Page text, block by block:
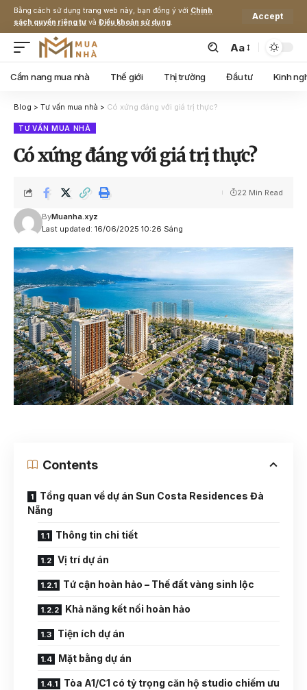
Bằng cách sử dụng trang web này, bạn đồng ý với Chính
sách quyền riêng tư và Điều khoản sử dụng.
Accept
Aa
Cẩm nang mua nhà Thế giới Thị trường Đầu tư Kinh
Blog > Tư vấn mua nhà > Có xứng đáng với giá trị thực?
TƯ VẤN MUA NHÀ
Có xứng đáng với giá trị thực?
Last updated: 16/06/2025 10:26 Sáng
ByMuanha.xyz
22 Min Read
Contents
Tổng quan về dự án Sun Costa Residences Đà
Nẵng
Thông tin chi tiết
Vị trí dự án
Tứ cận hoàn hảo – Thế đất vàng sinh lộc
Khả năng kết nối hoàn hảo
Tiện ích dự án
Mặt bằng dự án
Tòa A1/C1 có tỷ trọng căn hộ studio chiếm ưu